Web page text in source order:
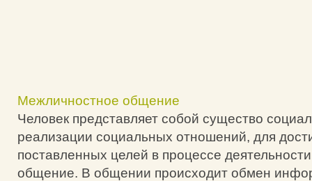
Межличностное общение
Человек представляет собой существо
реализации социальных отношений, для
поставленных целей в процессе
общение. В общении происходит обмен